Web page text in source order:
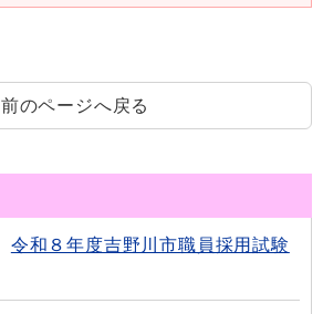
前のページへ戻る
令和８年度吉野川市職員採用試験